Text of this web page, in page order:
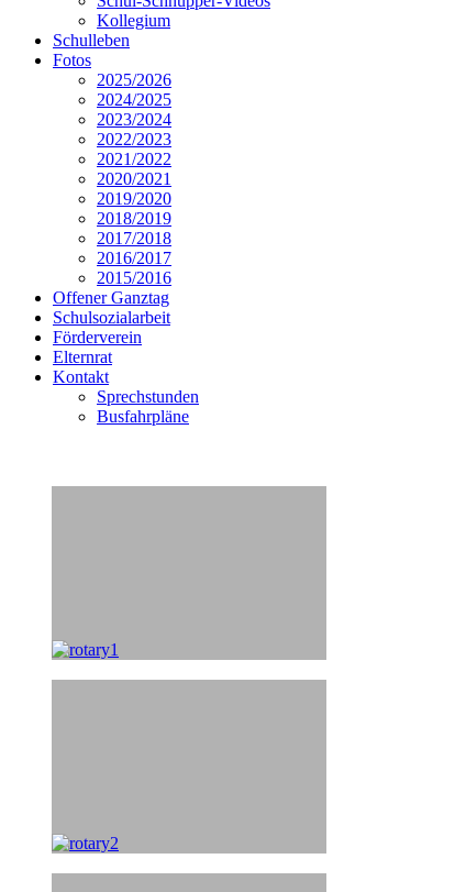
Kollegium
Schulleben
Fotos
2025/2026
2024/2025
2023/2024
2022/2023
2021/2022
2020/2021
2019/2020
2018/2019
2017/2018
2016/2017
2015/2016
Offener Ganztag
Schulsozialarbeit
Förderverein
Elternrat
Kontakt
Sprechstunden
Busfahrpläne